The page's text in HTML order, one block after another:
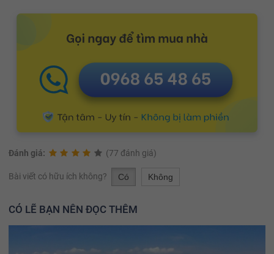
Đánh giá: (77 đánh giá)
Bài viết có hữu ích không? Có Không
CÓ LẼ BẠN NÊN ĐỌC THÊM